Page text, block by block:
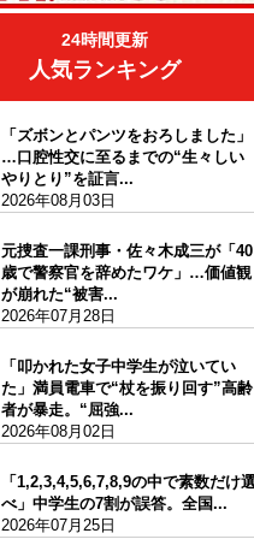
24時間更新
人気ランキング
「ズボンとパンツをおろしました」
…口腔性交に至るまでの“生々しい
やりとり”を証言...
2026年08月03日
元捜査一課刑事・佐々木成三が「40
歳で警察官を辞めたワケ」…価値観
が崩れた“被害...
2026年07月28日
「叩かれた女子中学生が泣いてい
た」満員電車で“杖を振り回す”高齢
者が暴走。“屈強...
2026年08月02日
「1,2,3,4,5,6,7,8,9の中で素数だけ
べ」中学生の7割が誤答。全国...
2026年07月25日